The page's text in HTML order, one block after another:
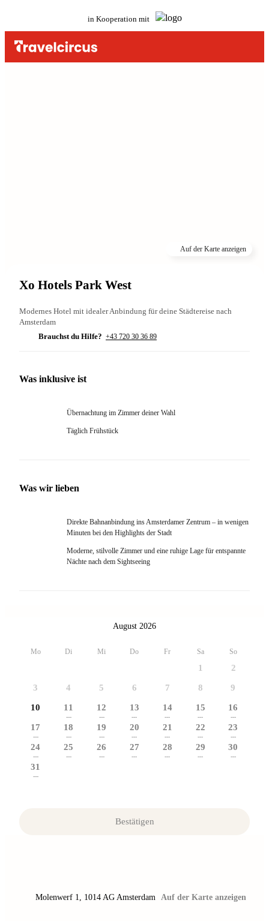
in Kooperation mit
Auf der Karte anzeigen
Xo Hotels Park West
Modernes Hotel mit idealer Anbindung für deine Städtereise nach
Amsterdam
Brauchst du Hilfe? +43 720 30 36 89
Was inklusive ist
Übernachtung im Zimmer deiner Wahl
Täglich Frühstück
Was wir lieben
Direkte Bahnanbindung ins Amsterdamer Zentrum – in wenigen
Minuten bei den Highlights der Stadt
Moderne, stilvolle Zimmer und eine ruhige Lage für entspannte
Nächte nach dem Sightseeing
August 2026
Mo Di Mi Do Fr Sa So
1 2
3 4 5 6 7 8 9
10 11
---
12
---
13
---
14
---
15
---
16
---
17
---
18
---
19
---
20
---
21
---
22
---
23
---
24
---
25
---
26
---
27
---
28
---
29
---
30
---
31
---
Bestätigen
Molenwerf 1 1014 AG Amsterdam Auf der Karte anzeigen